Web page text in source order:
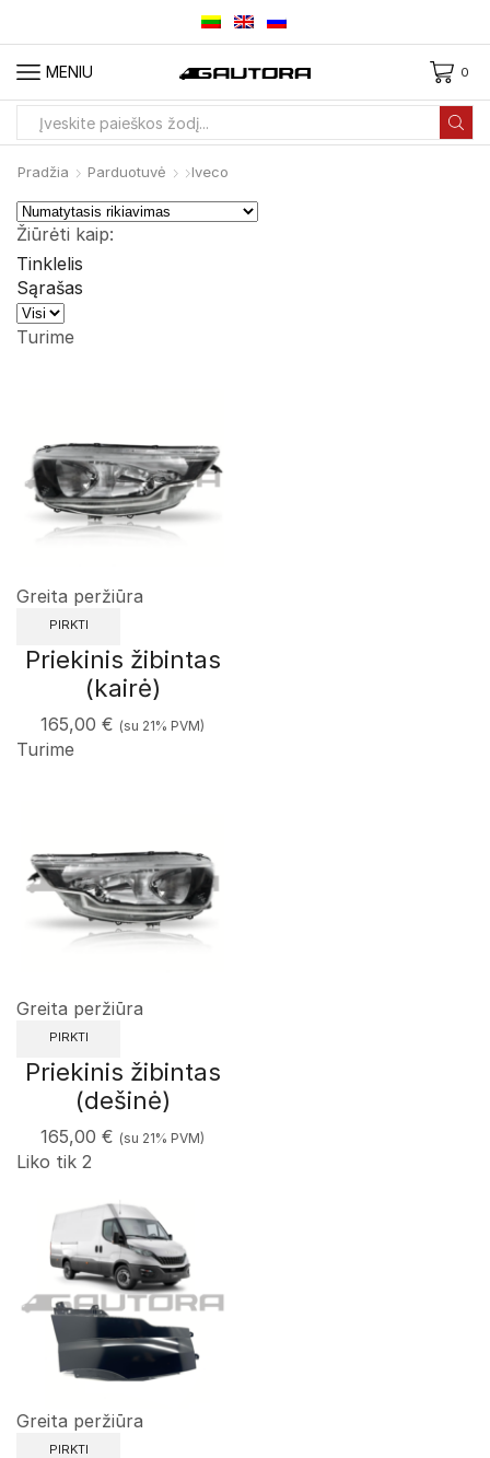
MENIU 0
Pradžia Parduotuvė Iveco
Žiūrėti kaip:
Tinklelis
Sąrašas
Produktai
viename
Turime
Greita peržiūra
PIRKTI
Priekinis žibintas
(kairė)
165,00 € (su 21% PVM)
Turime
Greita peržiūra
PIRKTI
Priekinis žibintas
(dešinė)
165,00 € (su 21% PVM)
Liko tik 2
Greita peržiūra
PIRKTI